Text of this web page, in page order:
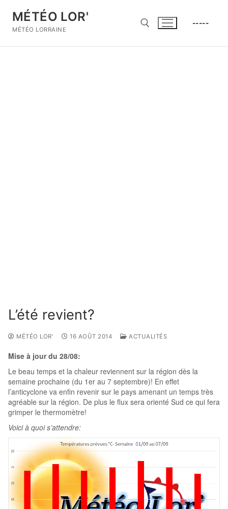
contenu
MÉTÉO LOR'
MÉTÉO LORRAINE
-----
L’été revient?
MÉTÉO LOR' 16 AOÛT 2014 ACTUALITÉS
Mise à jour du 28/08:
Le beau temps et la chaleur reviennent sur la région dès la
semaine prochaine (du 1er au 7 septembre)! En effet
l’anticyclone va enfin revenir sur le pays amenant un temps très
agréable sur la région. De plus le flux sera orienté Sud ce qui fera
grimper le thermomètre!
Voici à quoi s’attendre: